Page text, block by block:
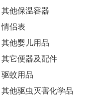
其他保温容器
情侣表
其他婴儿用品
其它便器及配件
驱蚊用品
其他驱虫灭害化学品